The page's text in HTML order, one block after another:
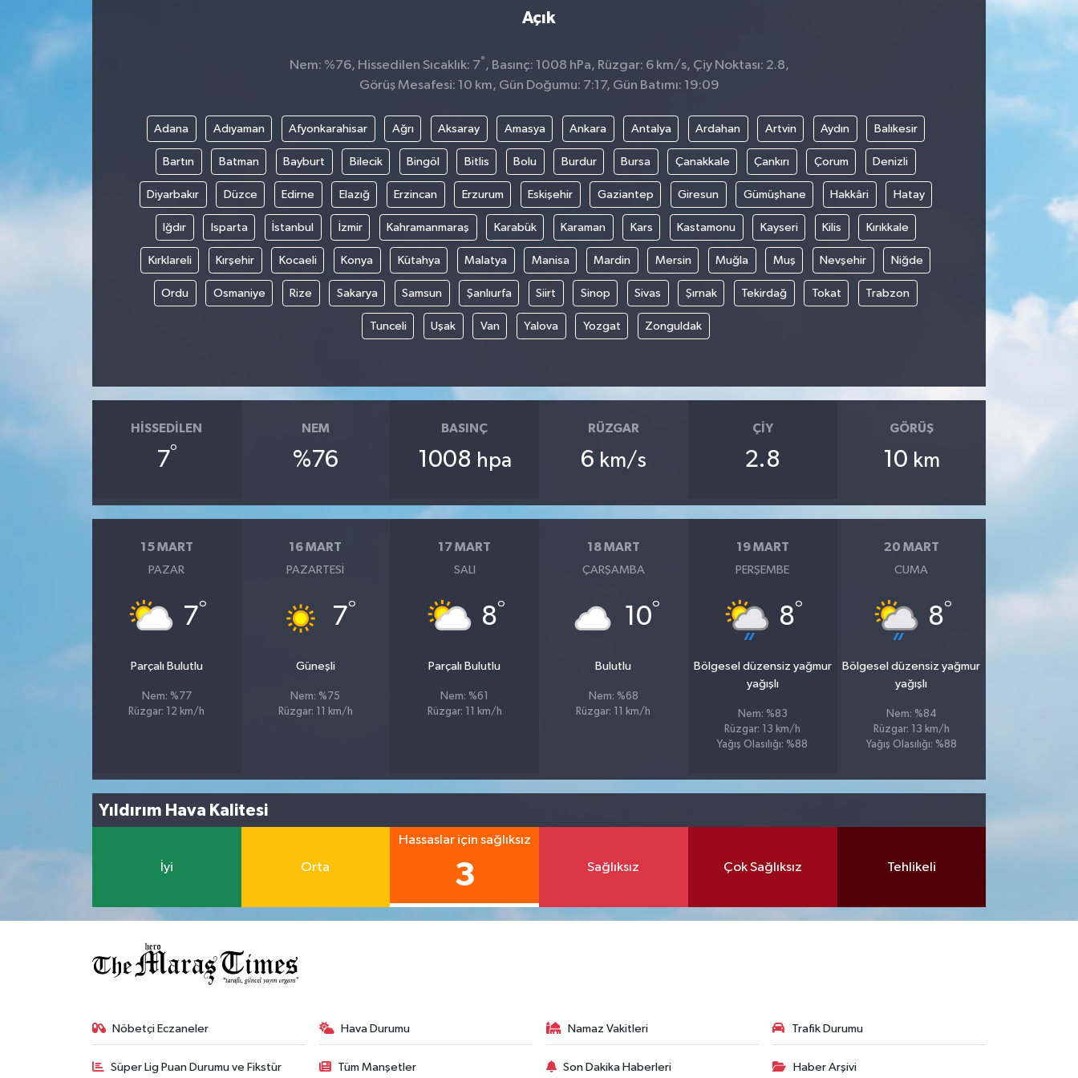
Açık
Nem: %76, Hissedilen Sıcaklık: 7° , Basınç: 1008 hPa, Rüzgar: 6 km/s, Çiy Noktası: 2.8,
Görüş Mesafesi: 10 km, Gün Doğumu: 7:17, Gün Batımı: 19:09
Adana Adıyaman Afyonkarahisar Ağrı Aksaray Amasya Ankara Antalya Ardahan Artvin Aydın Balıkesir
Bartın Batman Bayburt Bilecik Bingöl Bitlis Bolu Burdur Bursa Çanakkale Çankırı Çorum Denizli
Diyarbakır Düzce Edirne Elazığ Erzincan Erzurum Eskişehir Gaziantep Giresun Gümüşhane Hakkâri Hatay
Iğdır Isparta İstanbul İzmir Kahramanmaraş Karabük Karaman Kars Kastamonu Kayseri Kilis Kırıkkale
Kırklareli Kırşehir Kocaeli Konya Kütahya Malatya Manisa Mardin Mersin Muğla Muş Nevşehir Niğde
Ordu Osmaniye Rize Sakarya Samsun Şanlıurfa Siirt Sinop Sivas Şırnak Tekirdağ Tokat Trabzon
Tunceli Uşak Van Yalova Yozgat Zonguldak
HISSEDILEN
7°
NEM
%76
BASINÇ
1008 hpa
RÜZGAR
6 km/s
ÇIY
2.8
GÖRÜŞ
10 km
15 MART
PAZAR
7°
Parçalı Bulutlu
Nem: %77
Rüzgar: 12 km/h
16 MART
PAZARTESI
7°
Güneşli
Nem: %75
Rüzgar: 11 km/h
17 MART
SALI
8°
Parçalı Bulutlu
Nem: %61
Rüzgar: 11 km/h
18 MART
ÇARŞAMBA
10°
Bulutlu
Nem: %68
Rüzgar: 11 km/h
19 MART
PERŞEMBE
8°
Bölgesel düzensiz yağmur
yağışlı
Nem: %83
Rüzgar: 13 km/h
Yağış Olasılığı: %88
20 MART
CUMA
8°
Bölgesel düzensiz yağmur
yağışlı
Nem: %84
Rüzgar: 13 km/h
Yağış Olasılığı: %88
Yıldırım Hava Kalitesi
İyi Orta
Hassaslar için sağlıksız
3 Sağlıksız Çok Sağlıksız Tehlikeli
Nöbetçi Eczaneler Hava Durumu Namaz Vakitleri Trafik Durumu
Süper Lig Puan Durumu ve Fikstür Tüm Manşetler Son Dakika Haberleri Haber Arşivi
SİYASET